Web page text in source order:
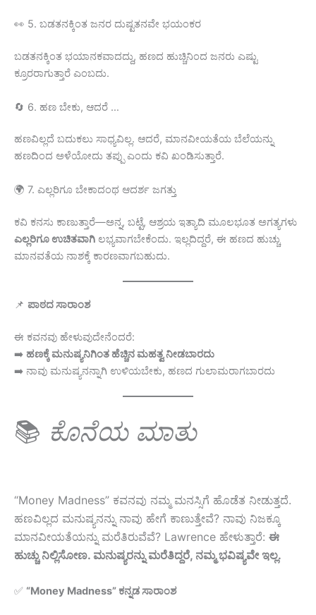
👀 5. ಬಡತನಕ್ಕಿಂತ ಜನರ ದುಷ್ಟತನವೇ ಭಯಂಕರ
ಬಡತನಕ್ಕಿಂತ ಭಯಾನಕವಾದದ್ದು, ಹಣದ ಹುಚ್ಚಿನಿಂದ ಜನರು ಎಷ್ಟು
ಕ್ರೂರರಾಗುತ್ತಾರೆ ಎಂಬದು.
🔄 6. ಹಣ ಬೇಕು, ಆದರೆ …
ಹಣವಿಲ್ಲದೆ ಬದುಕಲು ಸಾಧ್ಯವಿಲ್ಲ. ಆದರೆ, ಮಾನವೀಯತೆಯ ಬೆಲೆಯನ್ನು
ಹಣದಿಂದ ಅಳೆಯೋದು ತಪ್ಪು ಎಂದು ಕವಿ ಖಂಡಿಸುತ್ತಾರೆ.
🌍 7. ಎಲ್ಲರಿಗೂ ಬೇಕಾದಂಥ ಆದರ್ಶ ಜಗತ್ತು
ಕವಿ ಕನಸು ಕಾಣುತ್ತಾರೆ—ಅನ್ನ, ಬಟ್ಟೆ, ಆಶ್ರಯ ಇತ್ಯಾದಿ ಮೂಲಭೂತ ಅಗತ್ಯಗಳು
ಎಲ್ಲರಿಗೂ ಉಚಿತವಾಗಿ ಲಭ್ಯವಾಗಬೇಕೆಂದು. ಇಲ್ಲದಿದ್ದರೆ, ಈ ಹಣದ ಹುಚ್ಚು
ಮಾನವತೆಯ ನಾಶಕ್ಕೆ ಕಾರಣವಾಗಬಹುದು.
📌 ಪಾಠದ ಸಾರಾಂಶ
ಈ ಕವನವು ಹೇಳುವುದೇನೆಂದರೆ:
➡️ ಹಣಕ್ಕೆ ಮನುಷ್ಯನಿಗಿಂತ ಹೆಚ್ಚಿನ ಮಹತ್ವ ನೀಡಬಾರದು
➡️ ನಾವು ಮನುಷ್ಯನನ್ನಾಗಿ ಉಳಿಯಬೇಕು, ಹಣದ ಗುಲಾಮರಾಗಬಾರದು
📚 ಕೊನೆಯ ಮಾತು
“Money Madness” ಕವನವು ನಮ್ಮ ಮನಸ್ಸಿಗೆ ಹೊಡೆತ ನೀಡುತ್ತದೆ.
ಹಣವಿಲ್ಲದ ಮನುಷ್ಯನನ್ನು ನಾವು ಹೇಗೆ ಕಾಣುತ್ತೇವೆ? ನಾವು ನಿಜಕ್ಕೂ
ಮಾನವೀಯತೆಯನ್ನು ಮರೆತಿರುವೆವೆ? Lawrence ಹೇಳುತ್ತಾರೆ: ಈ
ಹುಚ್ಚು ನಿಲ್ಲಿಸೋಣ. ಮನುಷ್ಯರನ್ನು ಮರೆತಿದ್ದರೆ, ನಮ್ಮ ಭವಿಷ್ಯವೇ ಇಲ್ಲ.
✅ “Money Madness” ಕನ್ನಡ ಸಾರಾಂಶ